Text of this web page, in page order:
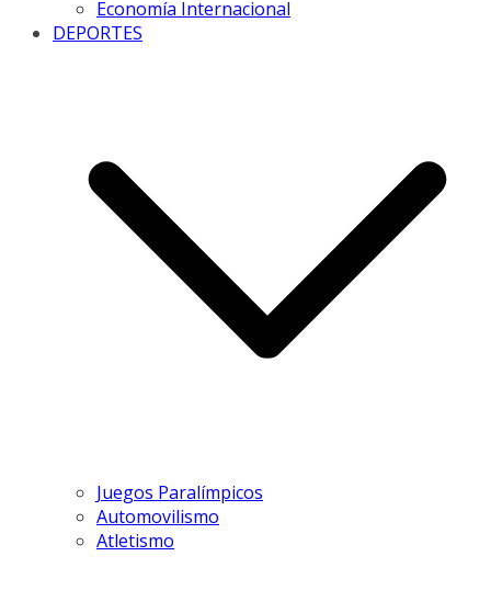
Economía Internacional
DEPORTES
Juegos Paralímpicos
Automovilismo
Atletismo